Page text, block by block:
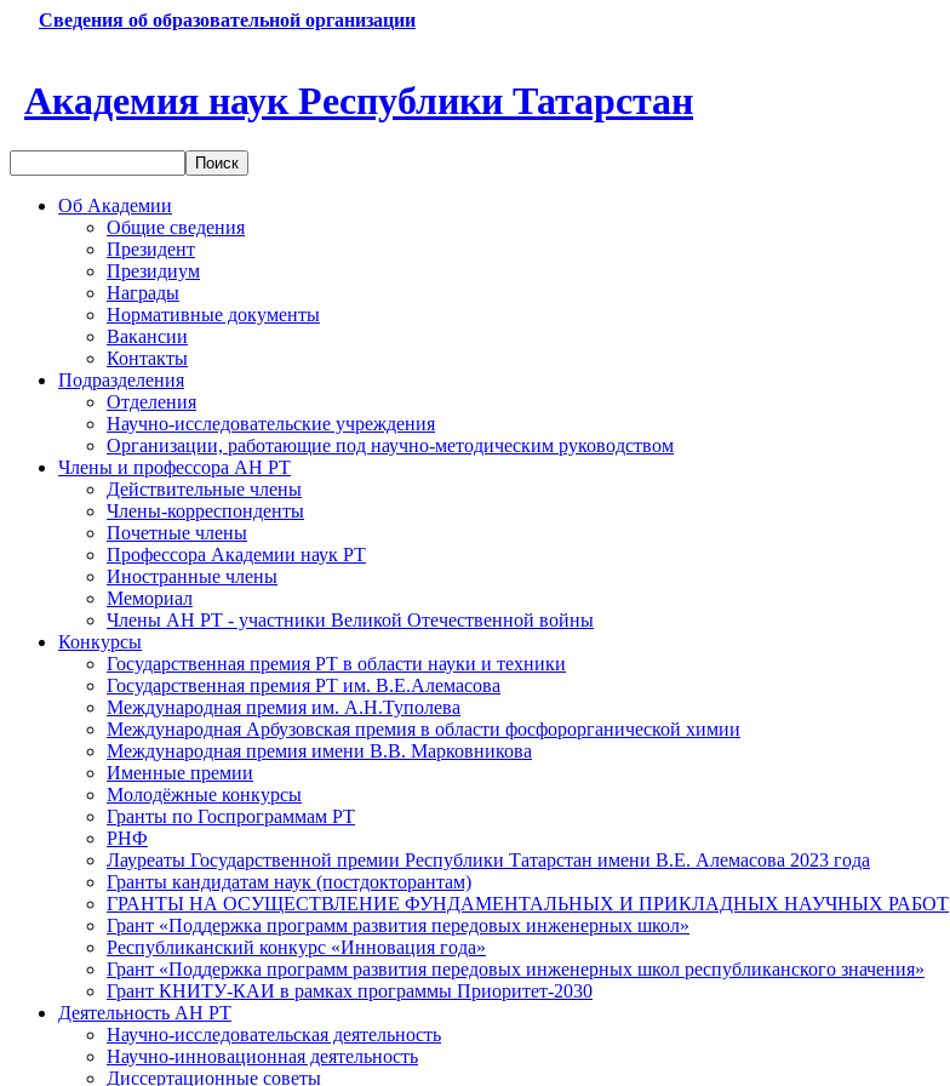
Сведения об образовательной организации
Академия наук Республики Татарстан
Об Академии
Общие сведения
Президент
Президиум
Награды
Нормативные документы
Вакансии
Контакты
Подразделения
Отделения
Научно-исследовательские учреждения
Организации, работающие под научно-методическим руководством
Члены и профессора АН РТ
Действительные члены
Члены-корреспонденты
Почетные члены
Профессора Академии наук РТ
Иностранные члены
Мемориал
Члены АН РТ - участники Великой Отечественной войны
Конкурсы
Государственная премия РТ в области науки и техники
Государственная премия РТ им. В.Е.Алемасова
Международная премия им. А.Н.Туполева
Международная Арбузовская премия в области фосфорорганической химии
Международная премия имени В.В. Марковникова
Именные премии
Молодёжные конкурсы
Гранты по Госпрограммам РТ
РНФ
Лауреаты Государственной премии Республики Татарстан имени В.Е. Алемасова 2023 года
Гранты кандидатам наук (постдокторантам)
ГРАНТЫ НА ОСУЩЕСТВЛЕНИЕ ФУНДАМЕНТАЛЬНЫХ И ПРИКЛАДНЫХ НАУЧНЫХ РАБОТ
Грант «Поддержка программ развития передовых инженерных школ»
Республиканский конкурс «Инновация года»
Грант «Поддержка программ развития передовых инженерных школ республиканского значения»
Грант КНИТУ-КАИ в рамках программы Приоритет-2030
Деятельность АН РТ
Научно-исследовательская деятельность
Научно-инновационная деятельность
Диссертационные советы